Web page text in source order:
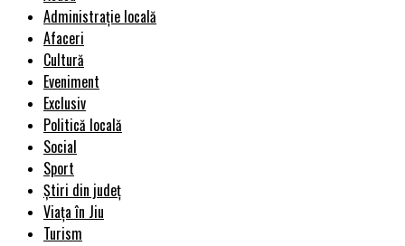
Administrație locală
Afaceri
Cultură
Eveniment
Exclusiv
Politică locală
Social
Sport
Știri din județ
Viața în Jiu
Turism